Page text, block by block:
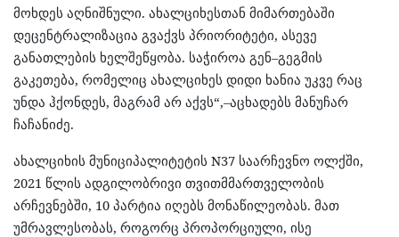
მოხდეს აღნიშნული. ახალციხესთან მიმართებაში
დეცენტრალიზაცია გვაქვს პრიორიტეტი, ასევე
განათლების ხელშეწყობა. საჭიროა გენ–გეგმის
გაკეთება, რომელიც ახალციხეს დიდი ხანია უკვე რაც
უნდა ჰქონდეს, მაგრამ არ აქვს“,–აცხადებს მანუჩარ
ჩაჩანიძე.
ახალციხის მუნიციპალიტეტის N37 საარჩევნო ოლქში,
2021 წლის ადგილობრივი თვითმმართველობის
არჩევნებში, 10 პარტია იღებს მონაწილეობას. მათ
უმრავლესობას, როგორც პროპორციული, ისე